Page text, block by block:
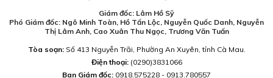
Giám đốc: Lâm Hồ Sỹ
Phó Giám đốc: Ngô Minh Toàn, Hồ Tấn Lộc, Nguyễn Quốc Danh, Nguyễn
Thị Lâm Anh, Cao Xuân Thu Ngọc, Trương Văn Tuấn
Tòa soạn:Số 413 Nguyễn Trãi, Phường An Xuyên, tỉnh Cà Mau.
Điện thoại: (0290)3831066
Ban Giám đốc: 0918.575228 - 0913.780557